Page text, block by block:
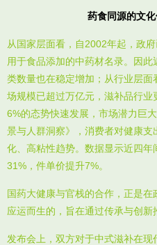
药食同源的文
从国家层面看，自2002年起，政
用于食品添加的中药材名录。因
类数量也在稳定增加；从行业层
场规模已超过万亿元，滋补品行
6%的态势快速发展，市场潜力巨
景与人群洞察》，消费者对健康
化、高粘性趋势。数据显示近四
31%，件单价提升7%。
国药大健康与官栈的合作，正是
应运而生的，旨在通过传承与创新
发布会上，双方对于中式滋补在现